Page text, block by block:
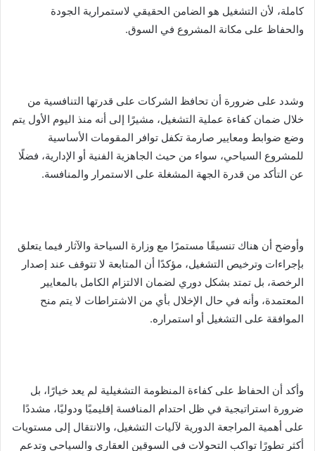
كاملة، لأن التشغيل هو الضامن الحقيقي لاستمرارية الجودة
والحفاظ على مكانة المشروع في السوق.
وشدد على ضرورة أن تحافظ الشركات على قدرتها التنافسية من
خلال ضمان كفاءة عملية التشغيل، مشيرًا إلى أنه منذ اليوم الأول يتم
وضع ضوابط ومعايير صارمة تكفل توافر المقومات الأساسية
للمشروع السياحي، سواء من حيث الجاهزية الفنية أو الإدارية، فضلًا
عن التأكد من قدرة الجهة المشغلة على الاستمرار والمنافسة.
وأوضح أن هناك تنسيقًا مستمرًا مع وزارة السياحة والآثار فيما يتعلق
بإجراءات وترخيص التشغيل، مؤكدًا أن المتابعة لا تتوقف عند إصدار
الرخصة، بل تمتد بشكل دوري لضمان الالتزام الكامل بالمعايير
المعتمدة، وأنه في حال الإخلال بأي من الاشتراطات لا يتم منح
الموافقة على التشغيل أو استمراره.
وأكد أن الحفاظ على كفاءة المنظومة التشغيلية لم يعد خيارًا، بل
ضرورة استراتيجية في ظل احتدام المنافسة إقليميًا ودوليًا، مشددًا
على أهمية المراجعة الدورية لآليات التشغيل، والانتقال إلى مستويات
أكثر تطورًا تواكب التحولات في السوقين العقاري والسياحي وتدعم